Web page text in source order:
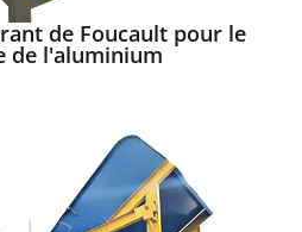
de Foucault pour le
de l'aluminium